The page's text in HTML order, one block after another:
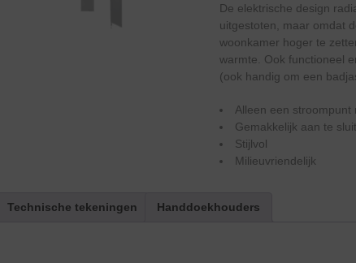
De elektrische design
uitgestoten, maar omdat
woonkamer hoger te
warmte. Ook functioneel
(ook handig om een
Alleen een stroompunt
Gemakkelijk aan te
Stijlvol
Milieuvriendelijk
Technische tekeningen Handdoekhouders